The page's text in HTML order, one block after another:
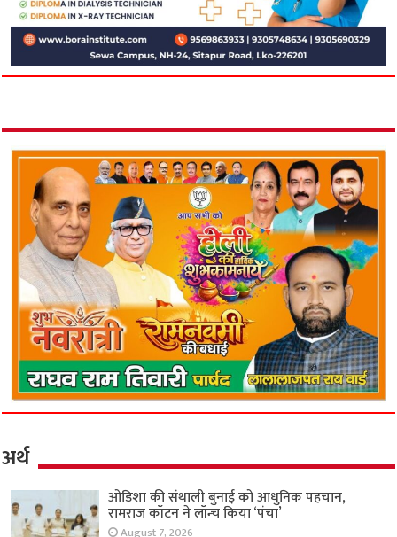
अर्थ
ओडिशा की संथाली बुनाई को आधुनिक पहचान,
रामराज कॉटन ने लॉन्च किया ‘पंचा’
August 7, 2026